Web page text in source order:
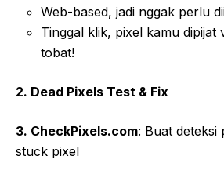
Web-based, jadi nggak perlu
Tinggal klik, pixel kamu dipijat
tobat!
2. Dead Pixels Test & Fix
3. CheckPixels.com: Buat deteksi
stuck pixel